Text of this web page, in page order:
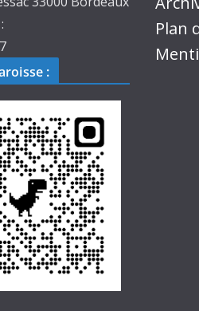
:
Plan